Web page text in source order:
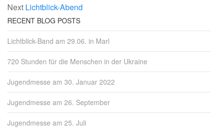
Next Lichtblick-Abend
RECENT BLOG POSTS
Lichtblick-Band am 29.06. in Marl
720 Stunden für die Menschen in der Ukraine
Jugendmesse am 30. Januar 2022
Jugendmesse am 26. September
Jugendmesse am 25. Juli